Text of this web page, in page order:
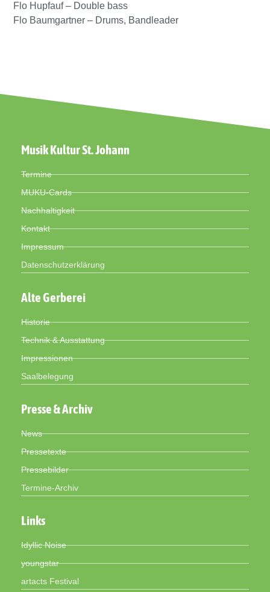
Flo Hupfauf – Double bass
Flo Baumgartner – Drums, Bandleader
Musik Kultur St. Johann
Termine
MUKU-Cards
Nachhaltigkeit
Kontakt
Impressum
Datenschutzerklärung
Alte Gerberei
Historie
Technik & Ausstattung
Impressionen
Saalbelegung
Presse & Archiv
News
Pressetexte
Pressebilder
Termine-Archiv
Links
Idyllic Noise
youngstar
artacts Festival